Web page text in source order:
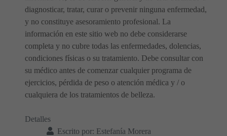
diagnosticar, tratar, curar o prevenir ninguna enfermedad,
y no constituye asesoramiento profesional. La
información en este sitio web no debe considerarse
completa y no cubre todas las enfermedades, dolencias,
condiciones físicas o su tratamiento. Debe consultar con
su médico antes de comenzar cualquier programa de
ejercicios, pérdida de peso o atención médica y / o
cualquiera de los tratamientos de belleza.
Detalles
Escrito por: Estefanía Morera